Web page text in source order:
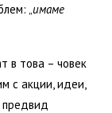
„имаме
в това – човек
с акции, идеи,